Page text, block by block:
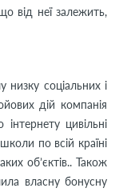
від неї залежить,
соціальних і
дій компанія
цивільні
по всій країні
об’єктів.. Також
власну бонусну